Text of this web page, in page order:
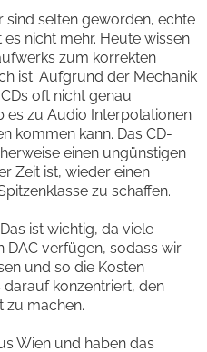
sind selten geworden, echte
nicht mehr. Heute wissen
zum korrekten
ist. Aufgrund der Mechanik
oft nicht genau
es zu Audio Interpolationen
kommen kann. Das CD-
einen ungünstigen
Zeit ist, wieder einen
zu schaffen.
ist wichtig, da viele
DAC verfügen, sodass wir
und so die Kosten
konzentriert, den
zu machen.
Wien und haben das